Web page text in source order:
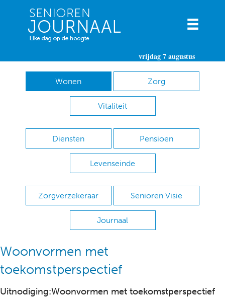
vrijdag 7 augustus
Wonen Zorg
Vitaliteit
Diensten Pensioen
Levenseinde
Zorgverzekeraar Senioren Visie
Journaal
Woonvormen met
toekomstperspectief
Uitnodiging:Woonvormen met toekomstperspectief